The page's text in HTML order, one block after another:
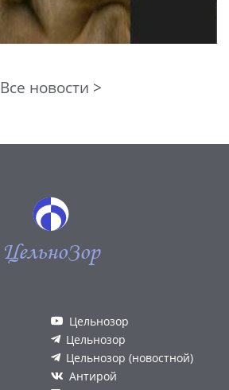
Все новости >
ЦельноЗор
Цельнозор
Цельнозор
Цельнозор (новостной)
Антирой